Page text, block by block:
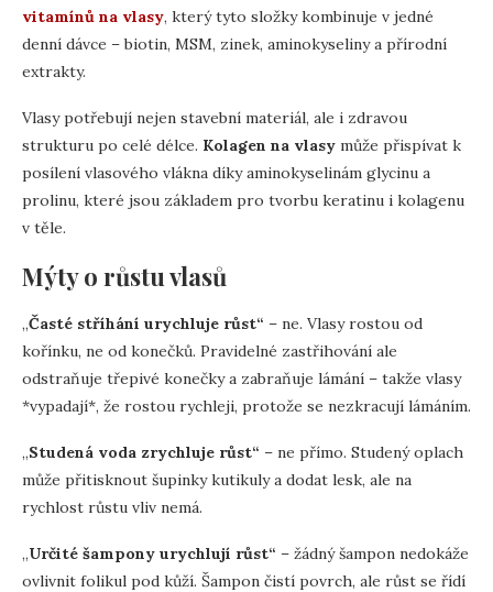
vitamínů na vlasy, který tyto složky kombinuje v jedné
denní dávce – biotin, MSM, zinek, aminokyseliny a přírodní
extrakty.
Vlasy potřebují nejen stavební materiál, ale i zdravou
strukturu po celé délce. Kolagen na vlasy může přispívat k
posílení vlasového vlákna díky aminokyselinám glycinu a
prolinu, které jsou základem pro tvorbu keratinu i kolagenu
v těle.
Mýty o růstu vlasů
„Časté stříhání urychluje růst“ – ne. Vlasy rostou od
kořínku, ne od konečků. Pravidelné zastřihování ale
odstraňuje třepivé konečky a zabraňuje lámání – takže vlasy
*vypadají*, že rostou rychleji, protože se nezkracují lámáním.
„Studená voda zrychluje růst“ – ne přímo. Studený oplach
může přitisknout šupinky kutikuly a dodat lesk, ale na
rychlost růstu vliv nemá.
„Určité šampony urychlují růst“ – žádný šampon nedokáže
ovlivnit folikul pod kůží. Šampon čistí povrch, ale růst se řídí